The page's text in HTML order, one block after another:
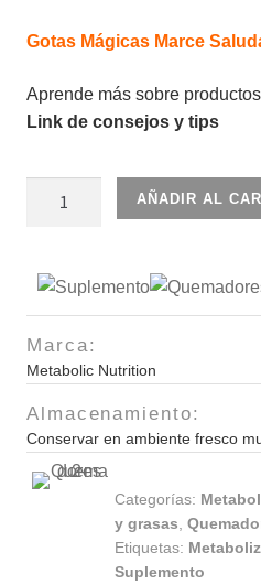
Gotas Mágicas Marce
Aprende más sobre
Link de consejos y tips
Metabolizador
Azúcares
30Serv
cantidad
AÑADIR AL
Marca:
Metabolic Nutrition
Almacenamiento:
Conservar en ambiente fresco
Categorías:
y grasas
Etiquetas:
Suplemento